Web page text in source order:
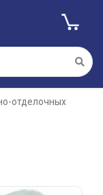
отделочных